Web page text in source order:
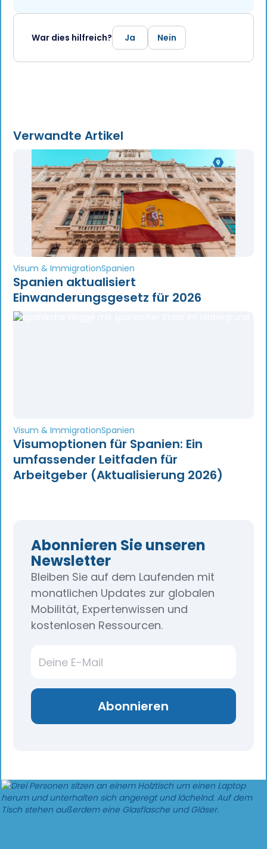
War dies hilfreich? Ja Nein
Verwandte Artikel
Visum & ImmigrationSpanien
Spanien aktualisiert
Einwanderungsgesetz für 2026
Visum & ImmigrationSpanien
Visumoptionen für Spanien: Ein
umfassender Leitfaden für
Arbeitgeber (Aktualisierung 2026)
Abonnieren Sie unseren
Newsletter
Bleiben Sie auf dem Laufenden mit
monatlichen Updates zur globalen
Mobilität, Expertenwissen und
kostenlosen Ressourcen.